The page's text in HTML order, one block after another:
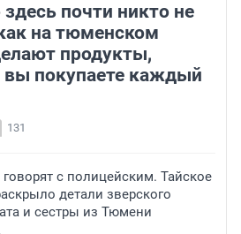
почти никто не
на тюменском
продукты,
вы покупаете каждый
131
с полицейским. Тайское
детали зверского
и сестры из Тюмени